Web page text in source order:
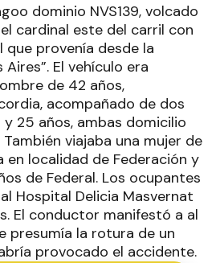
dominio NVS139, volcado
cardinal este del carril con
provenía desde la
El vehículo era
de 42 años,
acompañado de dos
25 años, ambas domicilio
viajaba una mujer de
en localidad de Federación y
de Federal. Los ocupantes
Hospital Delicia Masvernat
El conductor manifestó a al
presumía la rotura de un
provocado el accidente.